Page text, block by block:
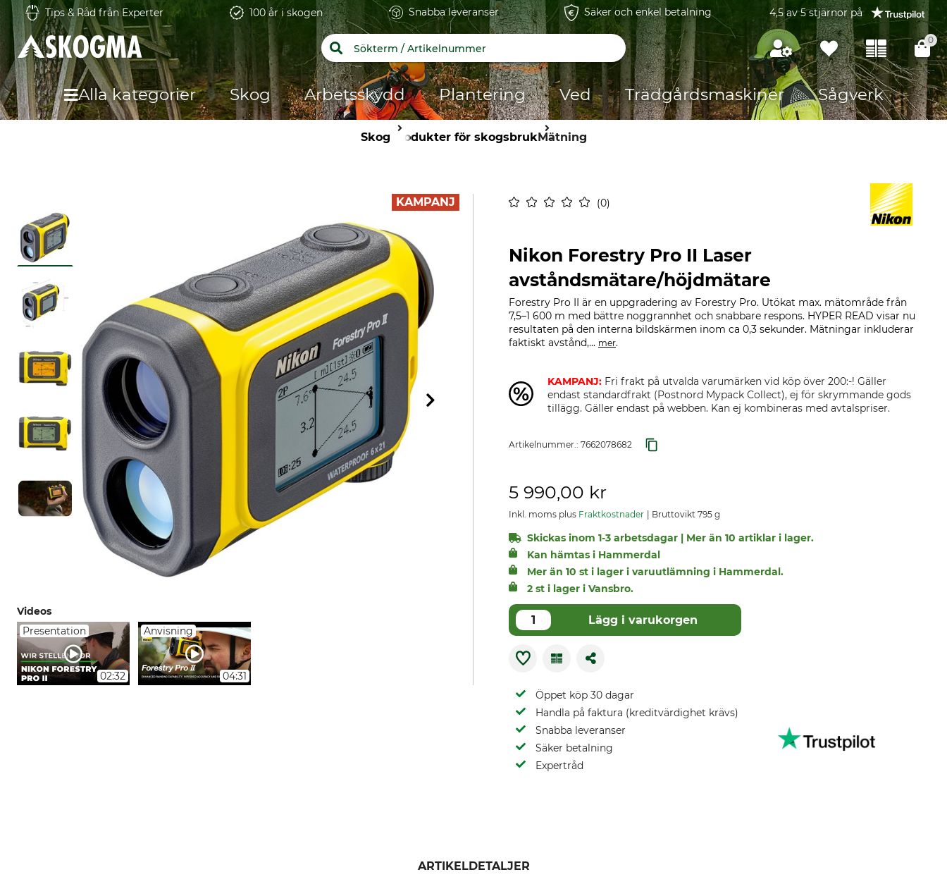
Tips & Råd från Experter 100 år i skogen Snabba leveranser Säker och enkel betalning 4,5 av 5 stjärnor på
0
Alla kategorier Skog Arbetsskydd Plantering Ved Trädgårdsmaskiner Sågverk
Skog Produkter för skogsbrukMätning
0
Videos
Presentation
02:32
Anvisning
04:31
KAMPANJ
Nikon Forestry Pro II Laser
avståndsmätare/höjdmätare
Forestry Pro II är en uppgradering av Forestry Pro. Utökat max. mätområde från
7,5–1 600 m med bättre noggrannhet och snabbare respons. HYPER READ visar nu
resultaten på den interna bildskärmen inom ca 0,3 sekunder. Mätningar inkluderar
faktiskt avstånd,... mer.
KAMPANJ: Fri frakt på utvalda varumärken vid köp över 200:-! Gäller
endast standardfrakt (Postnord Mypack Collect), ej för skrymmande gods
tillägg. Gäller endast på webben. Kan ej kombineras med avtalspriser.
Artikelnummer.: 7662078682
5 990,00 kr
Inkl. moms plus Fraktkostnader Bruttovikt 795 g
Skickas inom 1-3 arbetsdagar | Mer än 10 artiklar i lager.
Kan hämtas i Hammerdal
Mer än 10 st i lager i varuutlämning i Hammerdal.
2 st i lager i Vansbro.
Lägg i varukorgen
Öppet köp 30 dagar
Handla på faktura (kreditvärdighet krävs)
Snabba leveranser
Säker betalning
Expertråd
ARTIKELDETALJER